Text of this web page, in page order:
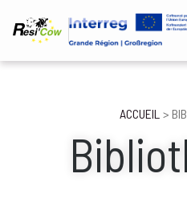
d'Ariane
ACCUEIL